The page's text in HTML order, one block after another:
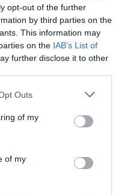
opt-out of the further
by third parties on the
This information may
on the IAB’s List of
further disclose it to other
Outs
of my
of my
dacă am nevoie de
sau e de ajuns
spune o voce gravă,
meu, se poate?”.
iritat funcționarul.
și în România și
cea românească, chiar